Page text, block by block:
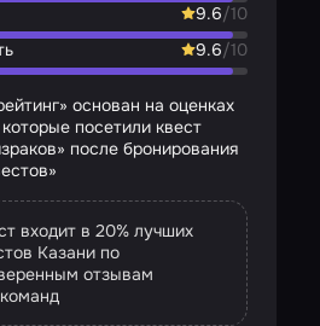
9.6/10
9.6/10
основан на оценках
посетили квест
после бронирования
входит в 20% лучших
Казани по
отзывам